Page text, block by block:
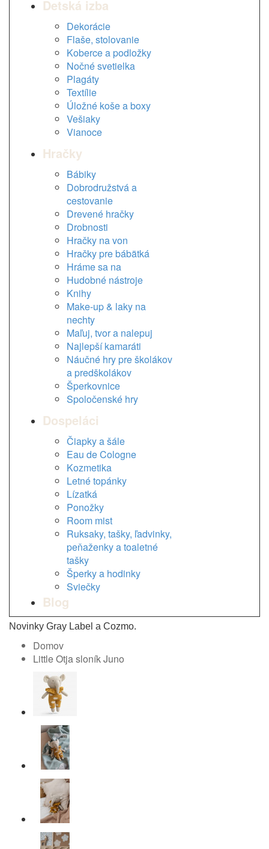
Detská izba
Dekorácie
Flaše, stolovanie
Koberce a podložky
Nočné svetielka
Plagáty
Textílie
Úložné koše a boxy
Vešiaky
Vianoce
Hračky
Bábiky
Dobrodružstvá a
cestovanie
Drevené hračky
Drobnosti
Hračky na von
Hračky pre bábätká
Hráme sa na
Hudobné nástroje
Knihy
Make-up & laky na
nechty
Maľuj, tvor a nalepuj
Najlepší kamaráti
Náučné hry pre školákov
a predškolákov
Šperkovnice
Spoločenské hry
Dospeláci
Čiapky a šále
Eau de Cologne
Kozmetika
Letné topánky
Lízatká
Ponožky
Room mist
Ruksaky, tašky, ľadvinky,
peňaženky a toaletné
tašky
Šperky a hodinky
Sviečky
Blog
Novinky Gray Label a Cozmo.
Domov
Little Otja sloník Juno